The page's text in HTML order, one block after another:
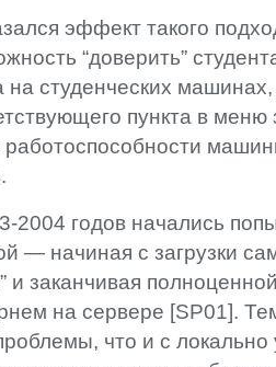
эффект такого
“доверить”
на студенческих
пункта в меню
работоспособности
2004 годов начались
— начиная с загрузки
и заканчивая
на сервере [SP01].
что и с